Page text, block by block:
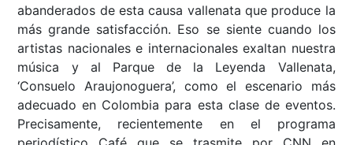
abanderados de esta causa vallenata que produce la
más grande satisfacción. Eso se siente cuando los
artistas nacionales e internacionales exaltan nuestra
música y al Parque de la Leyenda Vallenata,
‘Consuelo Araujonoguera’, como el escenario más
adecuado en Colombia para esta clase de eventos.
Precisamente, recientemente en el programa